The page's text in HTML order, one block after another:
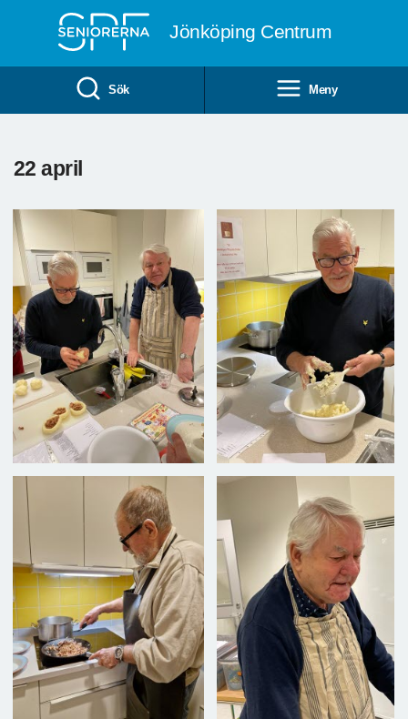
Jönköping Centrum
Sök Meny
22 april